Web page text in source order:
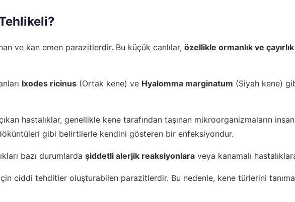
ve kan emen parazitlerdir. Bu küçük canlılar, özellikle ormanlık ve
Ixodes ricinus (Ortak kene) ve Hyalomma marginatum (Siyah kene)
hastalıklar, genellikle kene tarafından taşınan mikroorganizmaların
gibi belirtilerle kendini gösteren bir enfeksiyondur.
bazı durumlarda şiddetli alerjik reaksiyonlara veya kanamalı
ciddi tehditler oluşturabilen parazitlerdir. Bu nedenle, kene türlerini